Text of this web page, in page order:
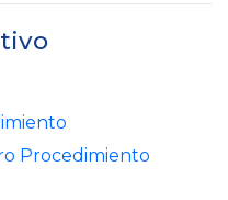
Procedimiento